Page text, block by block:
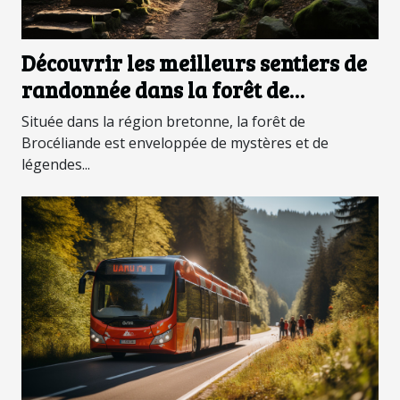
Découvrir les meilleurs sentiers de
randonnée dans la forêt de
Brocéliande pour tous les niveaux
Située dans la région bretonne, la forêt de
Brocéliande est enveloppée de mystères et de
légendes...